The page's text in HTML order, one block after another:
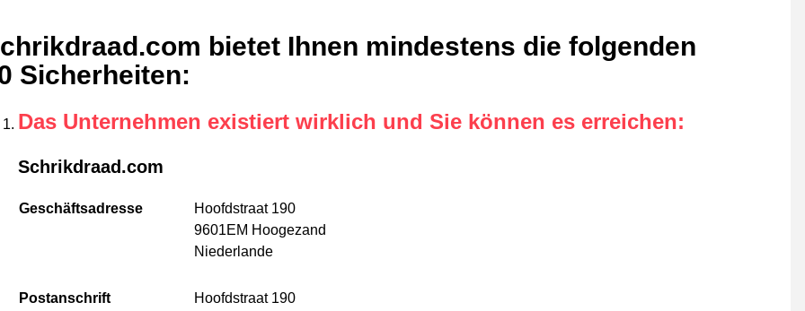
bietet Ihnen mindestens die folgenden
Sicherheiten:
Das Unternehmen existiert wirklich und Sie können es erreichen:
Schrikdraad.com
Geschäftsadresse
Hoofdstraat 190
9601EM Hoogezand
Niederlande
Postanschrift
Hoofdstraat 190